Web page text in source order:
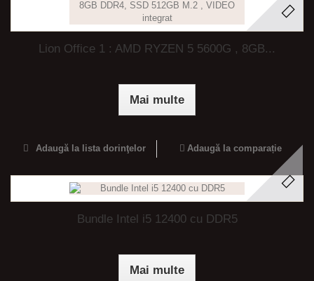
Lion Office 1 : AMD RYZEN 5 5600G , 8GB...
Mai multe
Adaugă la lista dorinţelor Adaugă la comparație
Bundle Intel i5 12400 cu DDR5
Mai multe